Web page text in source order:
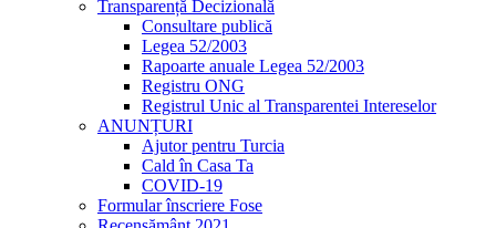
Transparență Decizională
Consultare publică
Legea 52/2003
Rapoarte anuale Legea 52/2003
Registru ONG
Registrul Unic al Transparentei Intereselor
ANUNȚURI
Ajutor pentru Turcia
Cald în Casa Ta
COVID-19
Formular înscriere Fose